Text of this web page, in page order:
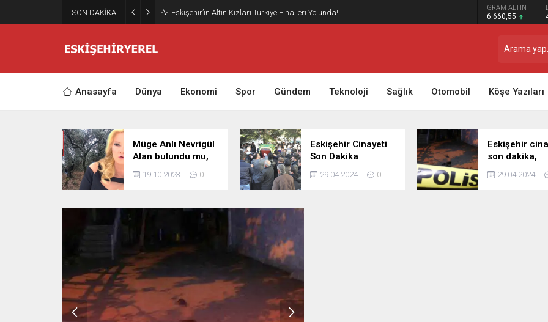
SON DAKİKA Eskişehir’in Altın Kızları Türkiye Finalleri Yolunda! GRAM ALTIN
6.660,55
Anasayfa Dünya Ekonomi Spor Gündem Teknoloji Sağlık Otomobil Köşe Yazıları
Müge Anlı Nevrigül
Alan bulundu mu,
öldü mü? Nevrigül
Alan olayı nedir?
19.10.2023 0
Eskişehir Cinayeti
Son Dakika
Şüphelisi Tekrar
Gözaltına Alındı
29.04.2024 0
Eskişehir
son dakika,
Eskişehir’de
kavga son
29.04.2024